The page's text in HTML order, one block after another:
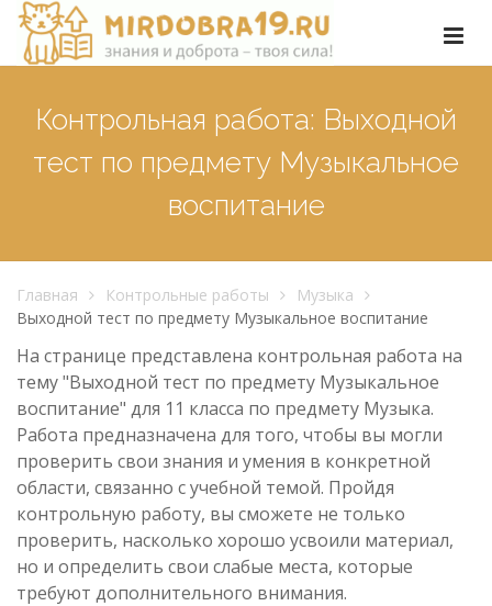
Контрольная работа: Выходной
тест по предмету Музыкальное
воспитание
Главная Контрольные работы
Музыка
Выходной тест по предмету Музыкальное воспитание
На странице представлена контрольная работа на
тему "Выходной тест по предмету Музыкальное
воспитание" для 11 класса по предмету Музыка.
Работа предназначена для того, чтобы вы могли
проверить свои знания и умения в конкретной
области, связанно с учебной темой. Пройдя
контрольную работу, вы сможете не только
проверить, насколько хорошо усвоили материал,
но и определить свои слабые места, которые
требуют дополнительного внимания.